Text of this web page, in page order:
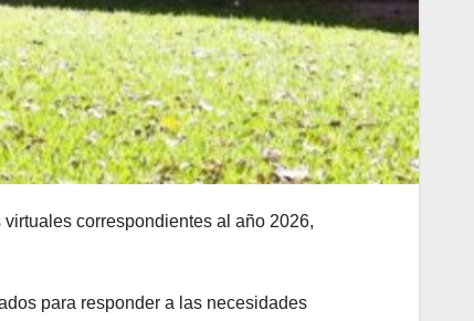
correspondientes al año 2026,
para responder a las necesidades